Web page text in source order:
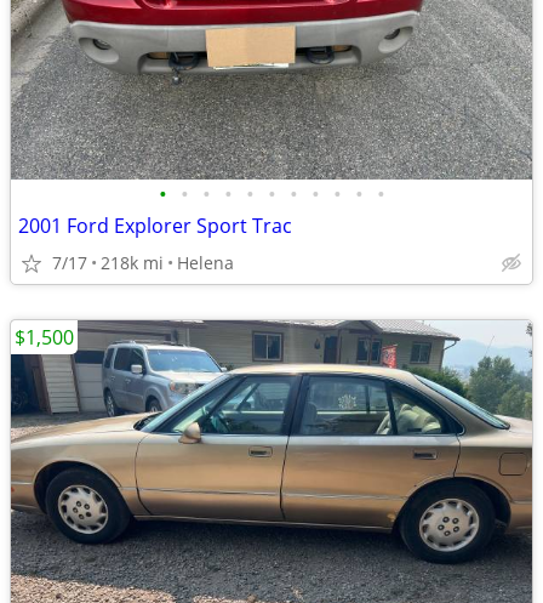
• • • • • • • • • • •
2001 Ford Explorer Sport Trac
7/17 218k mi Helena
$1,500